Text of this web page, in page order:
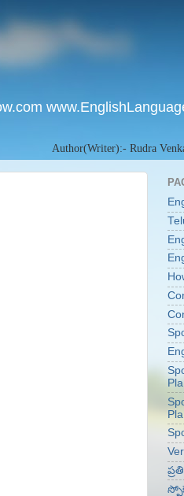
Author(Writer):- Rudra